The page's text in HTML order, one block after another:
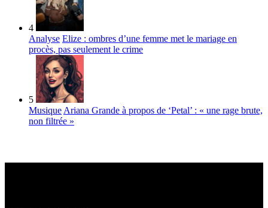
4
Analyse Elize : ombres d’une femme met le mariage en
procès, pas seulement le crime
5
Musique Ariana Grande à propos de ‘Petal’ : « une rage brute,
non filtrée »